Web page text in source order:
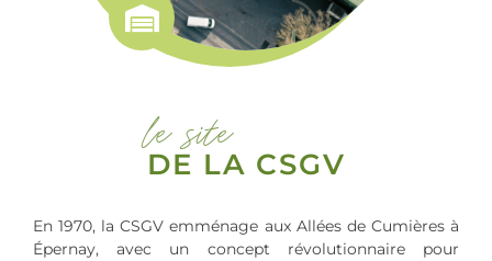
le site
DE LA CSGV
En 1970, la CSGV emménage aux Allées de Cumières à
Épernay, avec un concept révolutionnaire pour